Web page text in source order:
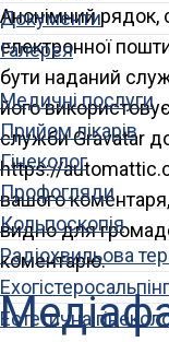
Документи
Галерея
Медичні послуги
Прийом лікарів
Гінеколог
Профогляди
Кольпоскопія
Радіохвильова
Естетична
Анонімний
електронної
бути наданий
його
служби Gravatar
https://
вашого
видно для
коментарю.